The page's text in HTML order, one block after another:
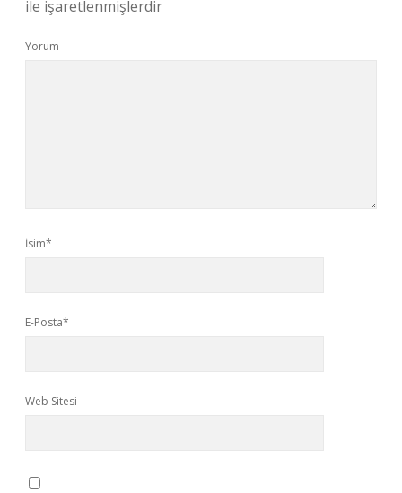
ile işaretlenmişlerdir
Yorum
İsim*
E-Posta*
Web Sitesi